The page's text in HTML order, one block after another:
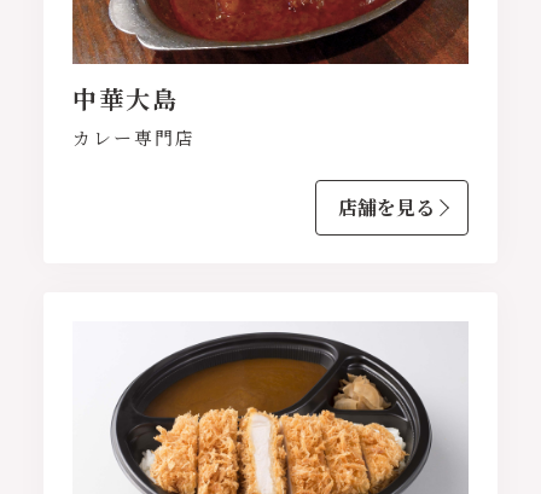
中華大島
カレー専門店
店舗を見る